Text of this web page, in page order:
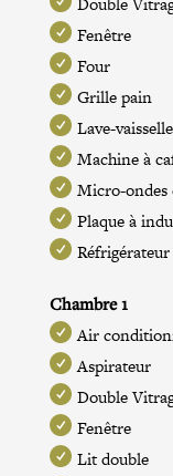
Fenêtre
Four
Grille pain
Lave-vaisselle
Machine à
Micro-ondes
Plaque à
Réfrigérateur
Chambre 1
Air
Aspirateur
Double
Fenêtre
Lit double